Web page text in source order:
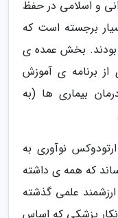
و اسلامی در حفظ
برجسته است که
بودند. بخش عمده ی
از برنامه ی آموزش
بیماری ها (به
نوآوری به
که همه ی داشته
علمی گذشته
پزشکی که اساس